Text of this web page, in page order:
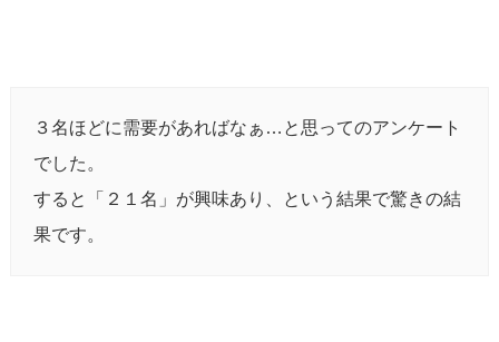
３名ほどに需要があればなぁ…と思ってのアンケート
でした。
すると「２１名」が興味あり、という結果で驚きの結
果です。